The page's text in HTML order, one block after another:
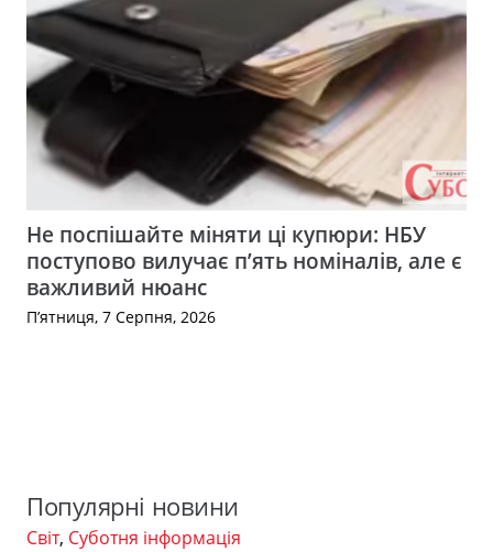
Не поспішайте міняти ці купюри: НБУ
поступово вилучає п’ять номіналів, але є
важливий нюанс
П’ятниця, 7 Серпня, 2026
Популярні новини
Світ, Суботня інформація